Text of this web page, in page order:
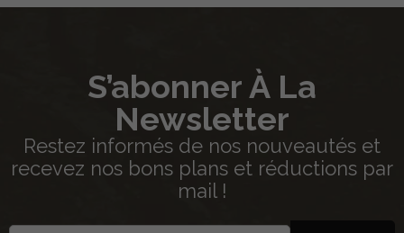
S’abonner À La
Newsletter
Restez informés de nos nouveautés et
recevez nos bons plans et réductions par
mail !